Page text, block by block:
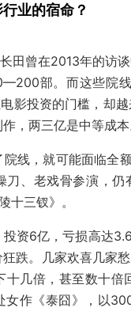
业的宿命？
田曾在2013年的访
部。而这些院
影投资的门槛，却
，两三亿是中等成本
线，就可能面临全
刀、老戏骨参演，
十三钗》。
资6亿，亏损高达
跌。几家欢喜几家
十几倍，甚至数十
女作《泰囧》，以